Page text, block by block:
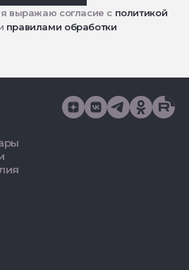
выражаю согласие с политикой
правилами обработки